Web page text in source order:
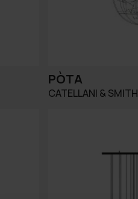
PÒTA
CATELLANI & SMITH